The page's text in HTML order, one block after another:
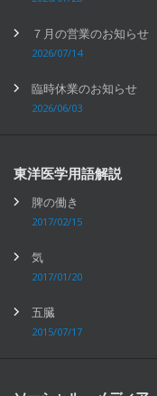
７月の営業のお知らせ
2026/07/14
臨時休業のお知らせ
2026/06/03
東洋医学用語解説
脾の働き
2017/02/15
気
2017/01/20
五臓
2015/07/17